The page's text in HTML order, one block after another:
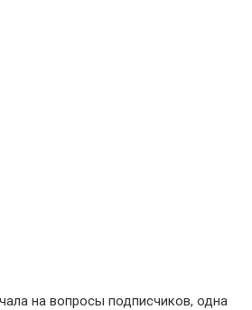
на вопросы подписчиков, одна